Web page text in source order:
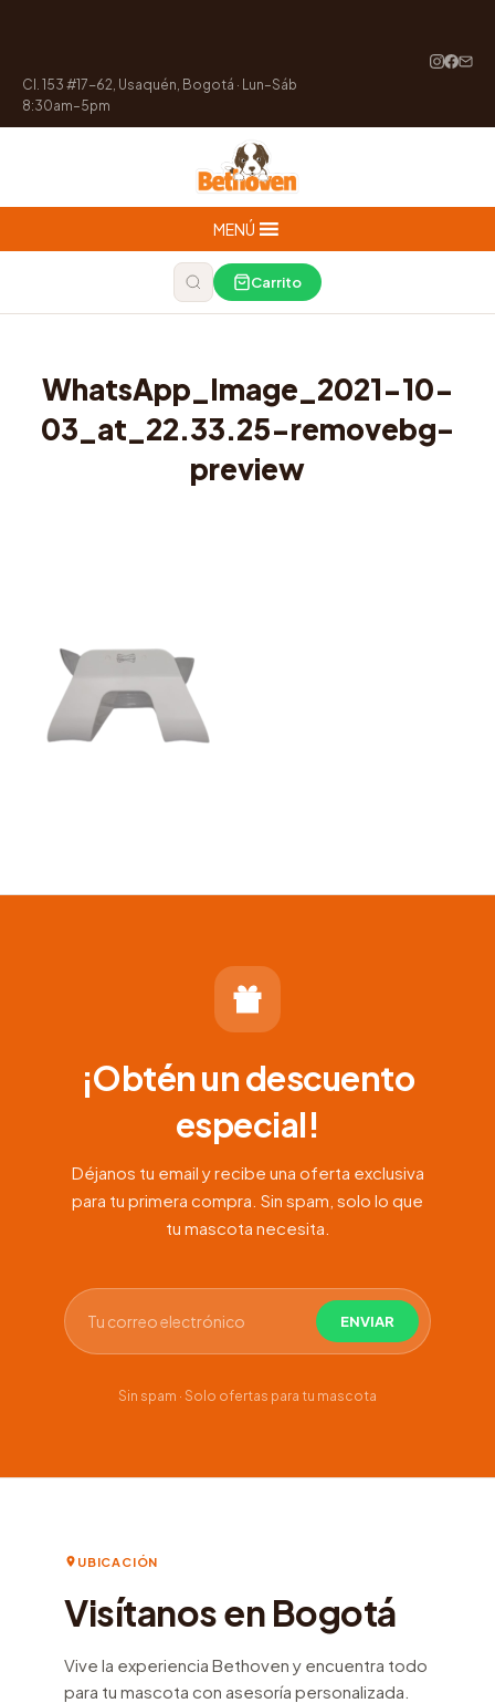
Cl. 153 #17-62, Usaquén, Bogotá · Lun–Sáb
8:30am–5pm
MENÚ
Carrito
WhatsApp_Image_2021-10-
03_at_22.33.25-removebg-
preview
¡Obtén un descuento
especial!
Déjanos tu email y recibe una oferta exclusiva
para tu primera compra. Sin spam, solo lo que
tu mascota necesita.
Sin spam · Solo ofertas para tu mascota
UBICACIÓN
Visítanos en Bogotá
Vive la experiencia Bethoven y encuentra todo
para tu mascota con asesoría personalizada.